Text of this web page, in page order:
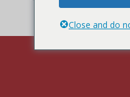
Close and do